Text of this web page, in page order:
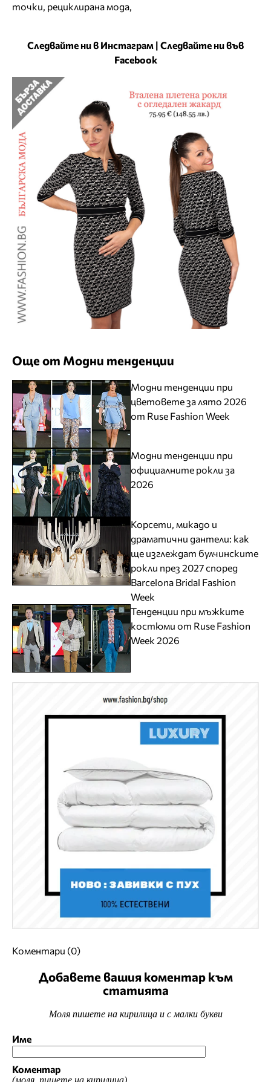
точки, рециклирана мода,
Следвайте ни в Инстаграм | Следвайте ни във
Facebook
Още от Модни тенденции
Модни тенденции при
цветовете за лято 2026
от Ruse Fashion Week
Модни тенденции при
официалните рокли за
2026
Корсети, микадо и
драматични дантели: как
ще изглеждат булчинските
рокли през 2027 според
Barcelona Bridal Fashion
Week
Тенденции при мъжките
костюми от Ruse Fashion
Week 2026
Коментари (0)
Добавете вашия коментар към
статията
Моля пишете на кирилица и с малки букви
Име
Коментар